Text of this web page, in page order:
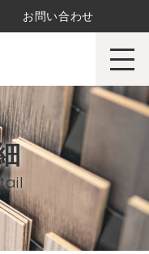
ーペイント株式会社
お問い合わせ